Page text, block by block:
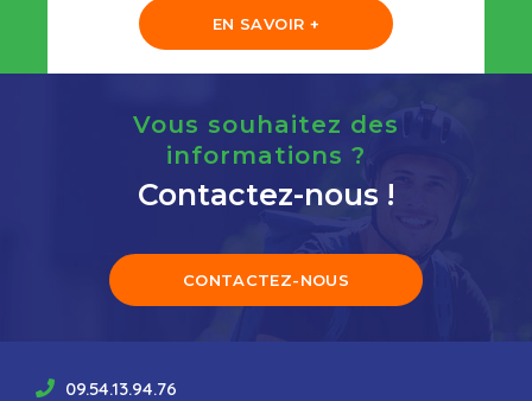
EN SAVOIR +
Vous souhaitez des
informations ?
Contactez-nous !
CONTACTEZ-NOUS
09.54.13.94.76